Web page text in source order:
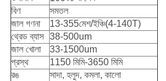
বিণ
সমতল
জাল গণনা
13-355মেশ/ইঞ্চি(4-140T)
থ্রেড ব্যাস 38-500um
জাল খোলা
33-1500um
প্রস্থ
1150 মিমি-3650 মিমি
রঙ
সাদা, হলুদ, কমলা, কালো